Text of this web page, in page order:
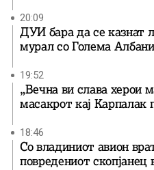
20:09
ДУИ бара да се казнат
мурал со Голема
19:52
„Вечна ви слава херои
масакрот кај Карпалак
18:46
Со владиниот авион
повредениот скопјанец